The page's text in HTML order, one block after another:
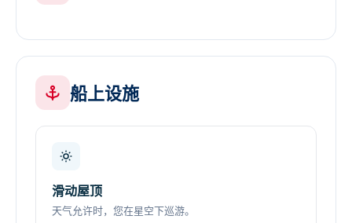
船上设施
滑动屋顶
天气允许时，您在星空下巡游。